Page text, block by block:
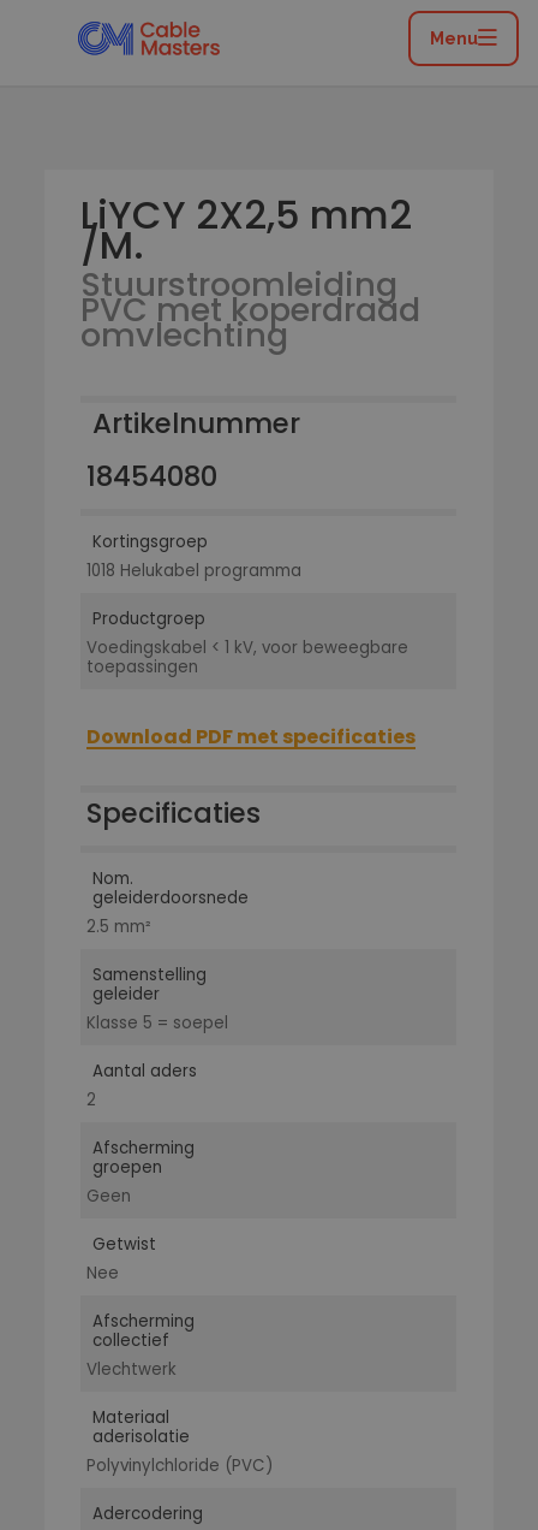
Menu
Home/ Catalogus
Stuurstroomleiding PVC met koperdraad omvlechting
LiYCY 2X2,5 mm2 /M.
LiYCY 2X2,5 mm2
/M.
Stuurstroomleiding
PVC met koperdraad
omvlechting
Artikelnummer
18454080
Kortingsgroep
1018 Helukabel programma
Productgroep
Voedingskabel < 1 kV, voor beweegbare
toepassingen
Download PDF met specificaties
Specificaties
Nom.
geleiderdoorsnede
2.5 mm²
Samenstelling
geleider
Klasse 5 = soepel
Aantal aders
2
Afscherming
groepen
Geen
Getwist
Nee
Afscherming
collectief
Vlechtwerk
Materiaal
aderisolatie
Polyvinylchloride (PVC)
Adercodering